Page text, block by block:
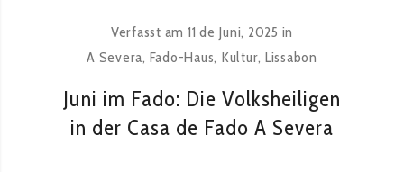
Verfasst am 11 de Juni, 2025 in
A Severa, Fado-Haus, Kultur, Lissabon
Juni im Fado: Die Volksheiligen
in der Casa de Fado A Severa